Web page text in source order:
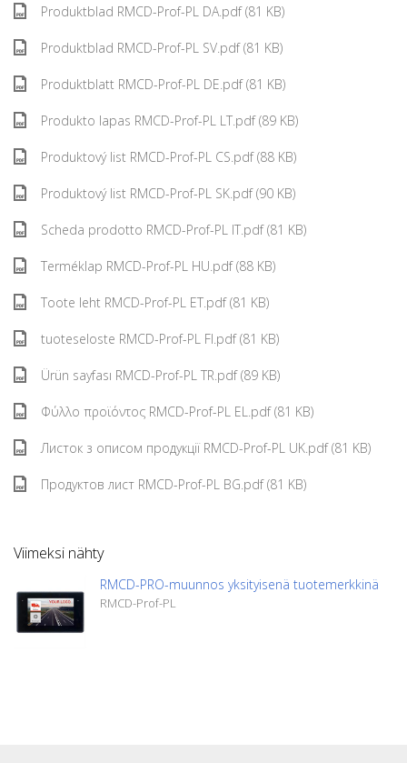
Produktblad RMCD-Prof-PL DA.pdf (81 KB)
Produktblad RMCD-Prof-PL SV.pdf (81 KB)
Produktblatt RMCD-Prof-PL DE.pdf (81 KB)
Produkto lapas RMCD-Prof-PL LT.pdf (89 KB)
Produktový list RMCD-Prof-PL CS.pdf (88 KB)
Produktový list RMCD-Prof-PL SK.pdf (90 KB)
Scheda prodotto RMCD-Prof-PL IT.pdf (81 KB)
Terméklap RMCD-Prof-PL HU.pdf (88 KB)
Toote leht RMCD-Prof-PL ET.pdf (81 KB)
tuoteseloste RMCD-Prof-PL FI.pdf (81 KB)
Ürün sayfası RMCD-Prof-PL TR.pdf (89 KB)
Φύλλο προϊόντος RMCD-Prof-PL EL.pdf (81 KB)
Листок з описом продукції RMCD-Prof-PL UK.pdf (81 KB)
Продуктов лист RMCD-Prof-PL BG.pdf (81 KB)
Viimeksi nähty
RMCD-PRO-muunnos yksityisenä tuotemerkkinä
RMCD-Prof-PL